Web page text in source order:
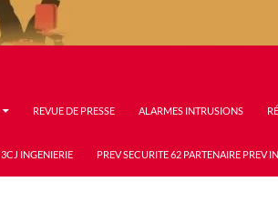
REVUE DE PRESSE ALARMES INTRUSIONS
3CJ INGENIERIE PREV SECURITE 62 PARTENAIRE PREV